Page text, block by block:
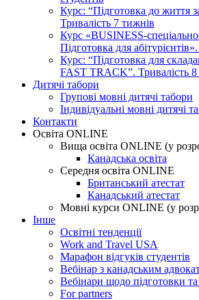
Курс: “Підготовка до життя
Тривалість 7 тижнів
Курс «BUSINESS-
Підготовка для
Курс: “Підготовка для
FAST TRACK”. Тривалість 8
Дитячі табори
Групові мовні дитячі табори
Індивідуальні мовні дитячі
Контакти
Освіта ONLINE
Вища освіта ONLINE (у
Канадська освіта
Середня освіта ONLINE
Британський атестат
Канадський атестат
Мовні курси ONLINE (у
Інше
Освітні тенденції
Work and Travel USA
Марафон відгуків студентів
Вебінар з канадським
Вебінари щодо підготовки
For partners